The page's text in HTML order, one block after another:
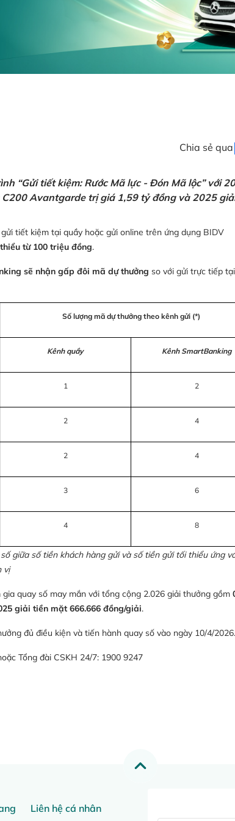
Chia sẻ qua
“Gửi tiết kiệm: Rước Mã lực - Đón Mã lộc” với
Avantgarde trị giá 1,59 tỷ đồng và 2025
tiết kiệm tại quầy hoặc gửi online trên ứng dụng BIDV
từ 100 triệu đồng.
sẽ nhận gấp đôi mã dự thưởng so với gửi trực tiếp
Số lượng mã dự thưởng theo kênh gửi (*)
Kênh quầy Kênh SmartBanking
1 2
2 4
2 4
3 6
4 8
giữa số tiền khách hàng gửi và số tiền gửi tối thiểu ứng
vị
quay số may mắn với tổng cộng 2.026 giải thưởng gồm
giải tiền mặt 666.666 đồng/giải.
đủ điều kiện và tiến hành quay số vào ngày 10/4/2026.
Tổng đài CSKH 24/7: 1900 9247
Liên hệ cá nhân